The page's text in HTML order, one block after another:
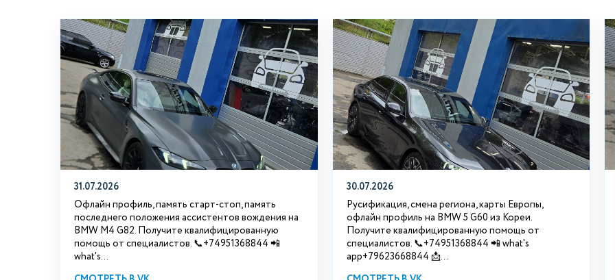
31.07.2026
Офлайн профиль, память старт-стоп, память
последнего положения ассистентов вождения на
BMW М4 G82. Получите квалифицированную
помощь от специалистов. 📞+74951368844 📲
what's...
30.07.2026
Русификация, смена региона, карты Европы,
офлайн профиль на BMW 5 G60 из Кореи.
Получите квалифицированную помощь от
специалистов. 📞+74951368844 📲 what's
app+79623668844 📩...